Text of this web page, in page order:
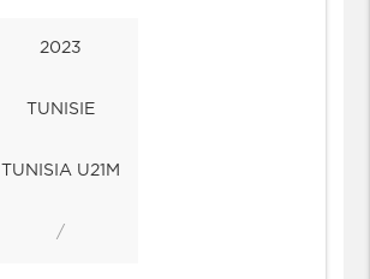
2023
TUNISIE
TUNISIA U21M
/